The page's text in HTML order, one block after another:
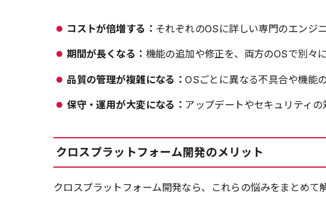
コストが倍増する： それぞれのOSに詳しい専門のエンジ
期間が長くなる： 機能の追加や修正を、両方のOSで別々
品質の管理が複雑になる：OSごとに異なる不具合や機能
保守・運用が大変になる： アップデートやセキュリティ
クロスプラットフォーム開発のメリット
クロスプラットフォーム開発なら、これらの悩みをまとめて